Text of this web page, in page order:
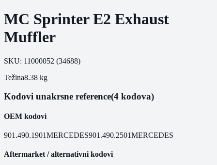
MC Sprinter E2 Exhaust
Muffler
SKU: 11000052 (34688)
Težina8.38 kg
Kodovi unakrsne reference(4 kodova)
OEM kodovi
901.490.1901MERCEDES901.490.2501MERCEDES
Aftermarket / alternativni kodovi